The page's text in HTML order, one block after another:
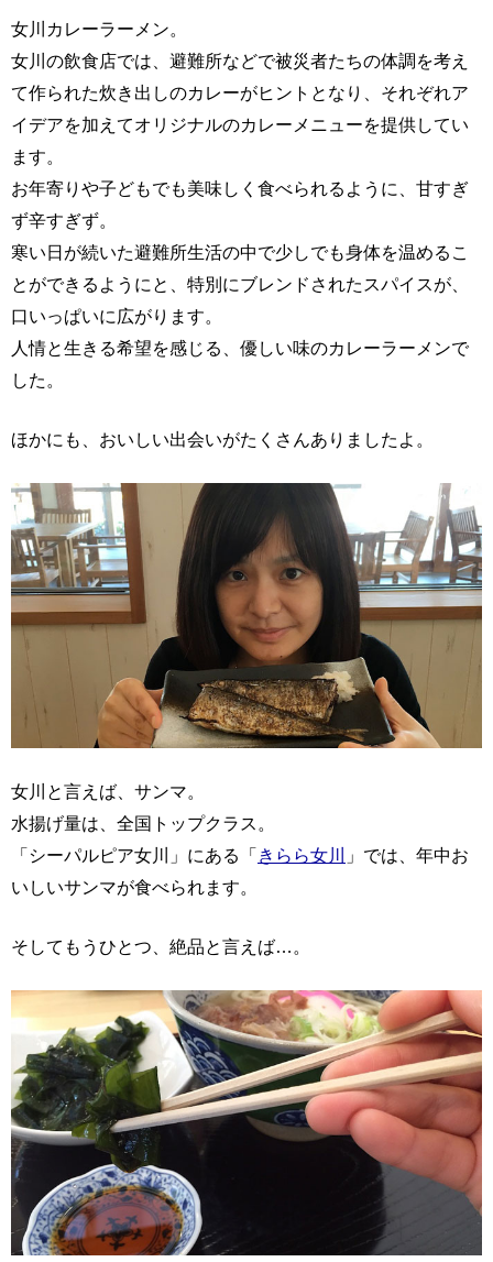
女川カレーラーメン。
女川の飲食店では、避難所などで被災者たちの体調を考え
て作られた炊き出しのカレーがヒントとなり、それぞれア
イデアを加えてオリジナルのカレーメニューを提供してい
ます。
お年寄りや子どもでも美味しく食べられるように、甘すぎ
ず辛すぎず。
寒い日が続いた避難所生活の中で少しでも身体を温めるこ
とができるようにと、特別にブレンドされたスパイスが、
口いっぱいに広がります。
人情と生きる希望を感じる、優しい味のカレーラーメンで
した。
ほかにも、おいしい出会いがたくさんありましたよ。
女川と言えば、サンマ。
水揚げ量は、全国トップクラス。
「シーパルピア女川」にある「きらら女川
」では、年中お
いしいサンマが食べられます。
そしてもうひとつ、絶品と言えば…。